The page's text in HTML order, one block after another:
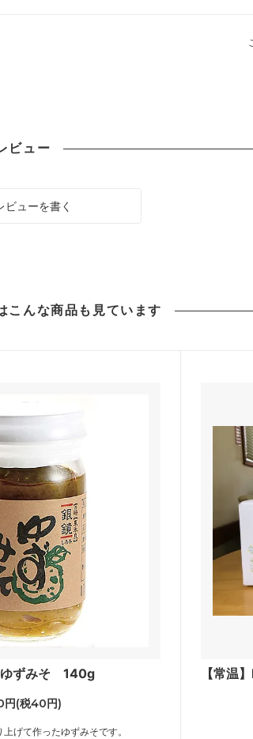
ビュー
ビューを書く
こんな商品も見ています
ゆずみそ 140g
円(税40円)
げて作ったゆずみそです。
【常温